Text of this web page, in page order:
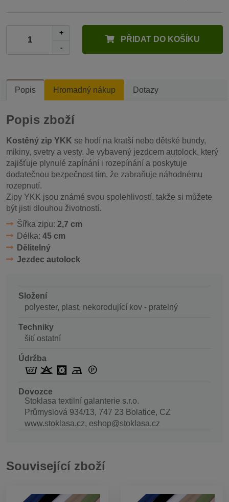
+
-
PŘIDAT DO KOŠÍKU
Popis Hromadný nákup Dotazy
Popis zboží
Kostěný zip YKK se hodí na kratší nebo dětské bundy,
mikiny, svetry a vesty. Je vybavený jezdcem autolock, který
zajišťuje plynulé zapínání i rozepínání a poskytuje
dodatečnou bezpečnost tím, že zabraňuje náhodnému
rozepnutí.
Zipy YKK jsou známé svou spolehlivostí, takže si můžete
být jisti dlouhou životností.
Šířka zipu: 2,7 cm
Délka: 45 cm
Dělitelný
Jezdec autolock
Složení
polyester, plast, nekorodující kov - pratelný
Techniky
šití ostatní
Údržba
Dovozce
Stoklasa textilní galanterie s.r.o.
Průmyslová 934/13, 747 23 Bolatice, CZ
www.stoklasa.cz, eshop@stoklasa.cz
Související zboží